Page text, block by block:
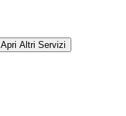
Apri Altri Servizi